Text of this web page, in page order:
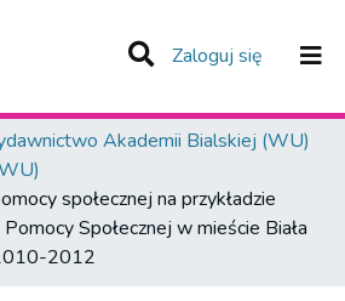
Zaloguj się (current)
Akademii Bialskiej (WU)
społecznej na przykładzie
Społecznej w mieście Biała
2012